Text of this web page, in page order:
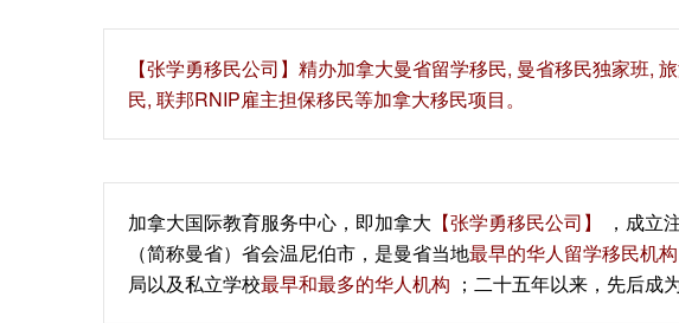
【‍张学勇移民公司‍】精办加拿大曼省留学移民, 曼省移民独家班,
民, 联邦RNIP雇主担保移民等加拿大移民项目。
加拿大国际教育服务中心，即加拿大 【张学勇移民公司】 ，成立
（简称曼省）省会温尼伯市，是曼省当地最早的华人留学移民机构
局以及私立学校最早和最多的华人机构 ；二十五年以来，先后成